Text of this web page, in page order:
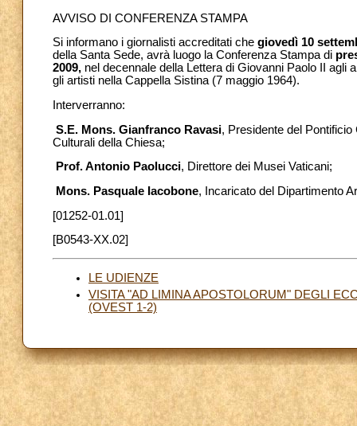
AVVISO DI CONFERENZA STAMPA
Si informano i giornalisti accreditati che giovedì 10
della Santa Sede, avrà luogo la Conferenza Stampa di
2009, nel decennale della Lettera di Giovanni Paolo II agli
gli artisti nella Cappella Sistina (7 maggio 1964).
Interverranno:
S.E. Mons. Gianfranco Ravasi, Presidente del
Culturali della Chiesa;
Prof. Antonio Paolucci, Direttore dei Musei Vaticani;
Mons. Pasquale Iacobone, Incaricato del Dipartimento
[01252-01.01]
[B0543-XX.02]
LE UDIENZE
VISITA "AD LIMINA APOSTOLORUM" DEGLI
(OVEST 1-2)